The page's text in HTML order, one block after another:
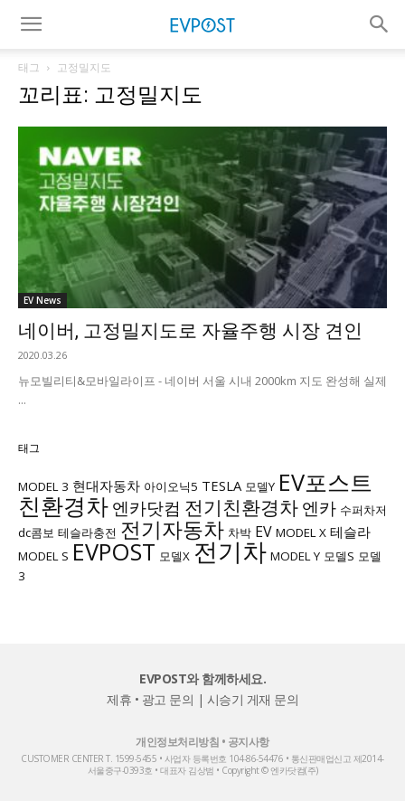
태그 고정밀지도
꼬리표: 고정밀지도
EV News
네이버, 고정밀지도로 자율주행 시장 견인
2020.03.26
뉴모빌리티&모바일라이프 - 네이버 서울 시내 2000km 지도 완성해 실제
...
태그
MODEL 3 현대자동차 아이오닉5 TESLA 모델Y EV포스트
친환경차 엔카닷컴 전기친환경차 엔카 수퍼차저
dc콤보 테슬라충전 전기자동차 차박 EV MODEL X 테슬라
MODEL S EVPOST 모델X 전기차 MODEL Y 모델S 모델
3
EVPOST와 함께하세요.
제휴 • 광고 문의 | 시승기 게재 문의
개인정보처리방침 • 공지사항
CUSTOMER CENTER T. 1599-5455 • 사업자 등록번호 104-86-54476 • 통신판매업신고 제2014-
서울중구-0393호 • 대표자 김상범 • Copyright © 엔카닷컴(주)